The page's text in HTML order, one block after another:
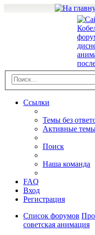
Ссылки
Темы без
Активные
Поиск
Наша команда
FAQ
Вход
Регистрация
Список форумов
советская анимация